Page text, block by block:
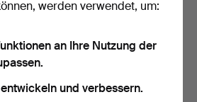
werden verwendet, um:
an Ihre Nutzung der
und verbessern.